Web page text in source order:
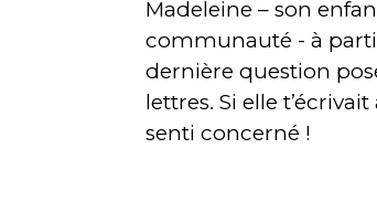
Madeleine – son
communauté - à
dernière question
lettres. Si elle
senti concerné !